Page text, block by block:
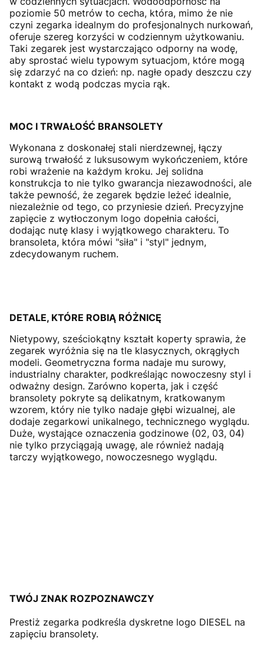
poziomie 50 metrów to cecha, która, mimo że nie
czyni zegarka idealnym do profesjonalnych nurkowań,
oferuje szereg korzyści w codziennym użytkowaniu.
Taki zegarek jest wystarczająco odporny na wodę,
aby sprostać wielu typowym sytuacjom, które mogą
się zdarzyć na co dzień: np. nagłe opady deszczu czy
kontakt z wodą podczas mycia rąk.
MOC I TRWAŁOŚĆ BRANSOLETY
Wykonana z doskonałej stali nierdzewnej, łączy
surową trwałość z luksusowym wykończeniem, które
robi wrażenie na każdym kroku. Jej solidna
konstrukcja to nie tylko gwarancja niezawodności, ale
także pewność, że zegarek będzie leżeć idealnie,
niezależnie od tego, co przyniesie dzień. Precyzyjne
zapięcie z wytłoczonym logo dopełnia całości,
dodając nutę klasy i wyjątkowego charakteru. To
bransoleta, która mówi "siła" i "styl" jednym,
zdecydowanym ruchem.
DETALE, KTÓRE ROBIĄ RÓŻNICĘ
Nietypowy, sześciokątny kształt koperty sprawia, że
zegarek wyróżnia się na tle klasycznych, okrągłych
modeli. Geometryczna forma nadaje mu surowy,
industrialny charakter, podkreślając nowoczesny styl i
odważny design. Zarówno koperta, jak i część
bransolety pokryte są delikatnym, kratkowanym
wzorem, który nie tylko nadaje głębi wizualnej, ale
dodaje zegarkowi unikalnego, technicznego wyglądu.
Duże, wystające oznaczenia godzinowe (02, 03, 04)
nie tylko przyciągają uwagę, ale również nadają
tarczy wyjątkowego, nowoczesnego wyglądu.
TWÓJ ZNAK ROZPOZNAWCZY
Prestiż zegarka podkreśla dyskretne logo DIESEL na
zapięciu bransolety.